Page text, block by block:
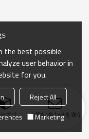
ゴリ お問い合わせを送信
the best possible
user behavior in
for you.
Reject All
Marketing